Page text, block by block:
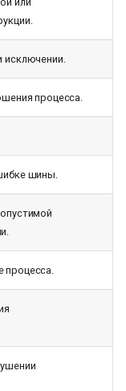
исключении.
процесса.
шины.